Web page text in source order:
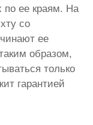
по ее краям. На
со
ее
образом,
только
гарантией